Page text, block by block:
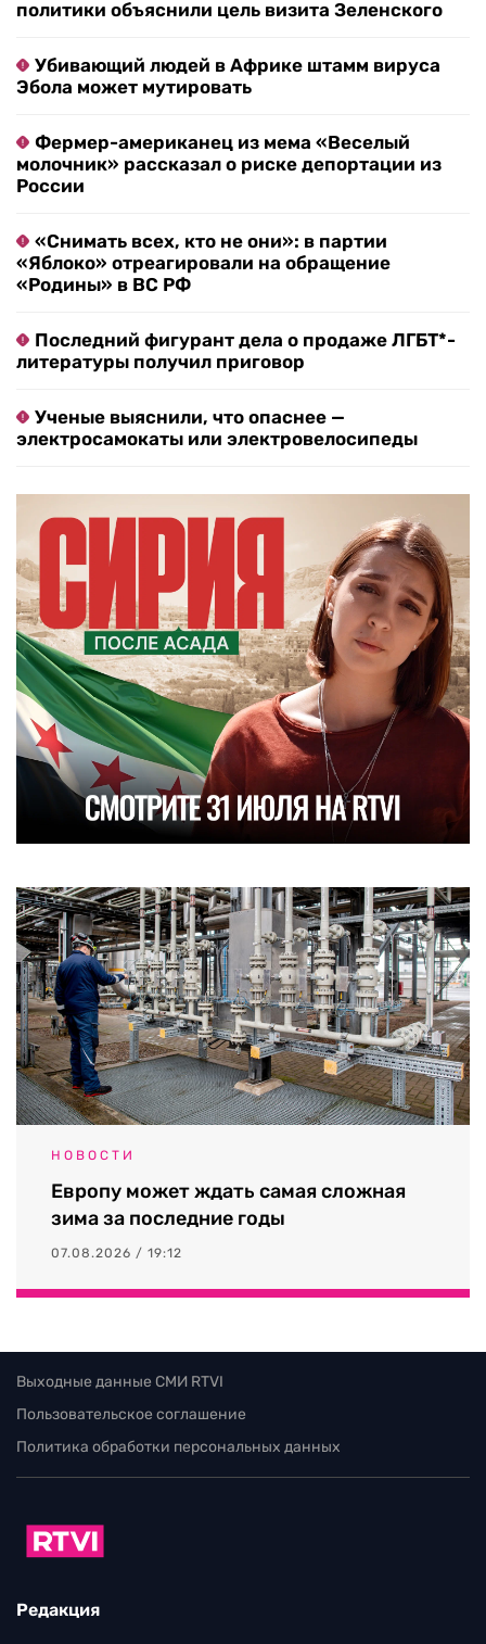
политики объяснили цель визита Зеленского
Убивающий людей в Африке штамм вируса
Эбола может мутировать
Фермер-американец из мема «Веселый
молочник» рассказал о риске депортации из
России
«Снимать всех, кто не они»: в партии
«Яблоко» отреагировали на обращение
«Родины» в ВС РФ
Последний фигурант дела о продаже ЛГБТ*-
литературы получил приговор
Ученые выяснили, что опаснее —
электросамокаты или электровелосипеды
НОВОСТИ
Европу может ждать самая сложная
зима за последние годы
07.08.2026 / 19:12
Выходные данные СМИ RTVI
Пользовательское соглашение
Политика обработки персональных данных
Редакция